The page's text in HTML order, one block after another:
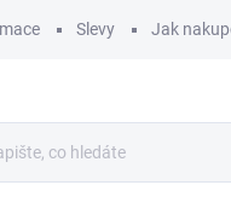
Slevy Jak